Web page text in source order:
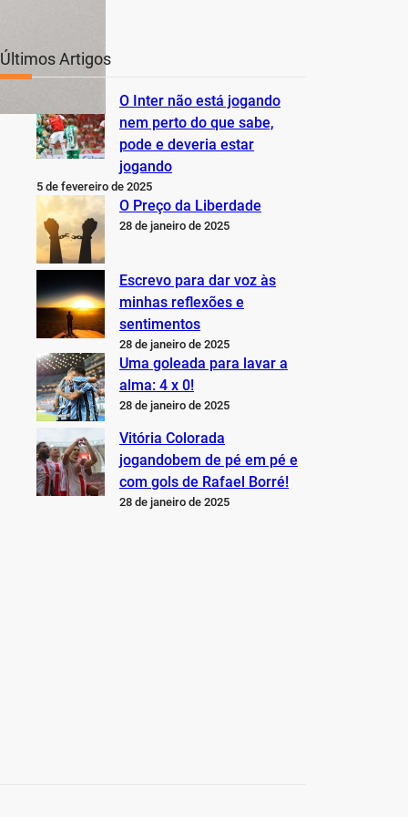
Últimos Artigos
O Inter não está jogando
nem perto do que sabe,
pode e deveria estar
jogando
5 de fevereiro de 2025
O Preço da Liberdade
28 de janeiro de 2025
Escrevo para dar voz às
minhas reflexões e
sentimentos
28 de janeiro de 2025
Uma goleada para lavar a
alma: 4 x 0!
28 de janeiro de 2025
Vitória Colorada
jogandobem de pé em pé e
com gols de Rafael Borré!
28 de janeiro de 2025